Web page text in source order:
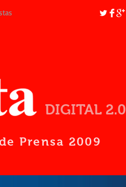
DIGITAL 2.0
Prensa 2009